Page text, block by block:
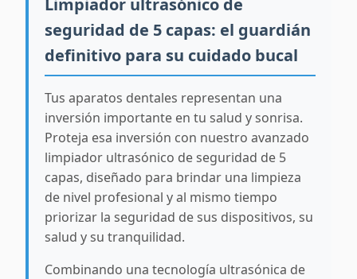
Limpiador ultrasónico de
seguridad de 5 capas: el guardián
definitivo para su cuidado bucal
Tus aparatos dentales representan una
inversión importante en tu salud y sonrisa.
Proteja esa inversión con nuestro avanzado
limpiador ultrasónico de seguridad de 5
capas, diseñado para brindar una limpieza
de nivel profesional y al mismo tiempo
priorizar la seguridad de sus dispositivos, su
salud y su tranquilidad.
Combinando una tecnología ultrasónica de